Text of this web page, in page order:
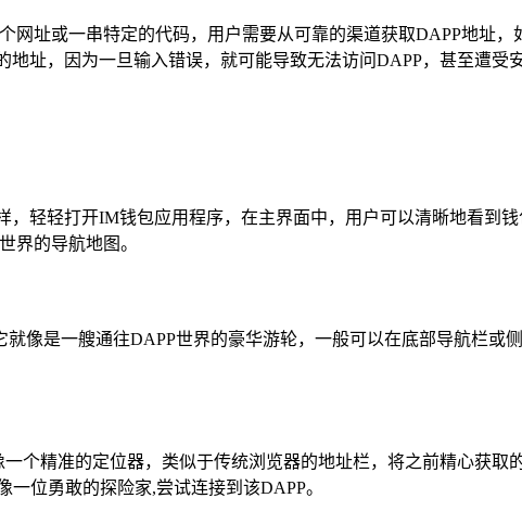
网址或一串特定的代码，用户需要从可靠的渠道获取DAPP地址
址，因为一旦输入错误，就可能导致无法访问DAPP，甚至遭受
轻轻打开IM钱包应用程序，在主界面中，用户可以清晰地看到
界的导航地图。
像是一艘通往DAPP世界的豪华游轮，一般可以在底部导航栏或
个精准的定位器，类似于传统浏览器的地址栏，将之前精心获取
位勇敢的探险家,尝试连接到该DAPP。